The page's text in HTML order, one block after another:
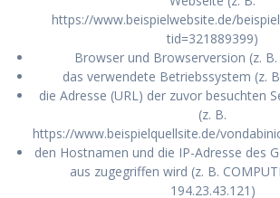
https://www.beispielwebsite.de/
tid=321889399)
Browser und Browserversion (z.
das verwendete Betriebssystem (z.
die Adresse (URL) der zuvor besuchten
(z. B.
https://www.beispielquellsite.de/
den Hostnamen und die IP-Adresse des
aus zugegriffen wird (z. B.
194.23.43.121)